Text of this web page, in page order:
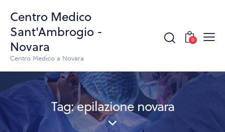
Centro Medico
Sant'Ambrogio -
Novara
Centro Medico a Novara
0
Tag: epilazione novara